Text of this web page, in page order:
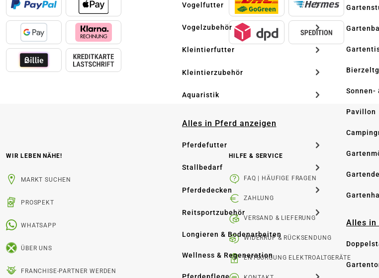
Vogelfutter
Vogelzubehör
Kleintierfutter
Kleintierzubehör
Aquaristik
Alles in Pferd anzeigen
Pferdefutter
Stallbedarf
Pferdedecken
Reitsportzubehör
Longieren & Bodenarbeiten
Wellness & Regeneration
Sonnen-
Pavillon
Alles in
WIR LEBEN NÄHE!
MARKT SUCHEN
PROSPEKT
WHATSAPP
ÜBER UNS
FRANCHISE-PARTNER WERDEN
HILFE & SERVICE
FAQ | HÄUFIGE FRAGEN
ZAHLUNG
VERSAND & LIEFERUNG
WIDERRUF & RÜCKSENDUNG
ENTSORGUNG ELEKTROALTGERÄTE